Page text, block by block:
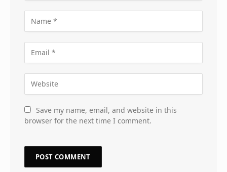
Save my name, email, and website in this
browser for the next time I comment.